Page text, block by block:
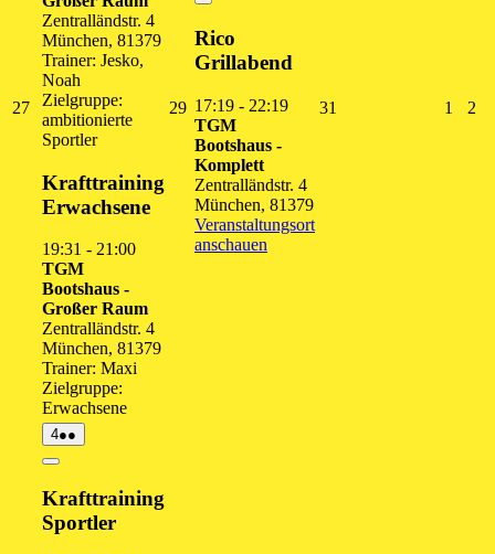
2727.
Juli
2026
Zentralländstr. 4
München, 81379
Trainer: Jesko,
Noah
Zielgruppe:
ambitionierte
Sportler
Krafttraining
Erwachsene
19:31 - 21:00
TGM
Bootshaus -
Großer Raum
Zentralländstr. 4
München, 81379
Trainer: Maxi
Zielgruppe:
Erwachsene
2929.
Juli
2026
Close
Rico
Grillabend
17:19 - 22:19
TGM
Bootshaus -
Komplett
Zentralländstr. 4
München, 81379
Veranstaltungsort
anschauen
31 1 2
44.
August
2026
●●
Veranstaltungen)
Close
Krafttraining
Sportler